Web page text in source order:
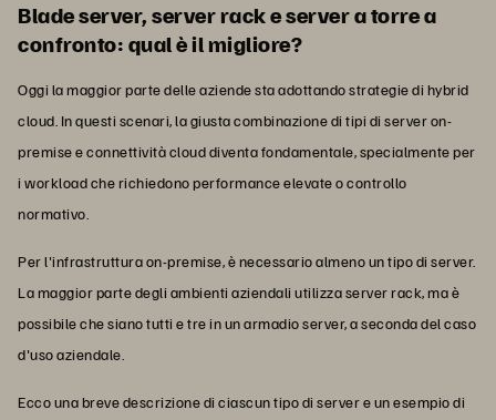
Blade server, server rack e server a torre a
confronto: qual è il migliore?
Oggi la maggior parte delle aziende sta adottando strategie di hybrid
cloud. In questi scenari, la giusta combinazione di tipi di server on-
premise e connettività cloud diventa fondamentale, specialmente per
i workload che richiedono performance elevate o controllo
normativo.
Per l'infrastruttura on-premise, è necessario almeno un tipo di server.
La maggior parte degli ambienti aziendali utilizza server rack, ma è
possibile che siano tutti e tre in un armadio server, a seconda del caso
d'uso aziendale.
Ecco una breve descrizione di ciascun tipo di server e un esempio di